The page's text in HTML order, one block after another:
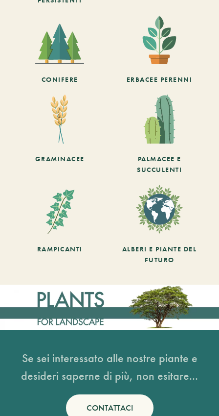
CONIFERE ERBACEE PERENNI
GRAMINACEE
PALMACEE E
SUCCULENTI
RAMPICANTI
ALBERI E PIANTE DEL
FUTURO
Se sei interessato alle nostre piante e
desideri saperne di più, non esitare...
CONTATTACI